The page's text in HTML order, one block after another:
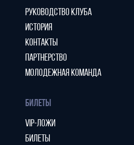
РУКОВОДСТВО КЛУБА
ИСТОРИЯ
КОНТАКТЫ
ПАРТНЕРСТВО
МОЛОДЕЖНАЯ КОМАНДА
БИЛЕТЫ
VIP-ЛОЖИ
БИЛЕТЫ